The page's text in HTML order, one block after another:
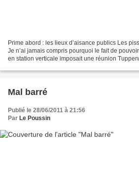
Prime abord : les lieux d’aisance publics Les
Je n’ai jamais compris pourquoi le fait de
en station verticale imposait une réunion
Mal barré
Publié le 28/06/2011 à 21:56
Par Le Poussin